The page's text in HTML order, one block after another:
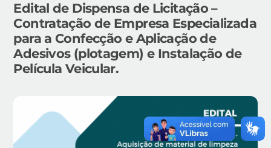
Edital de Dispensa de Licitação –
Contratação de Empresa Especializada
para a Confecção e Aplicação de
Adesivos (plotagem) e Instalação de
Película Veicular.